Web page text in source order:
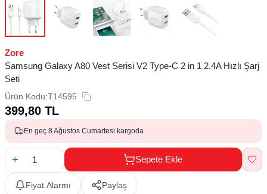
Zore
Samsung Galaxy A80 Vest Serisi V2 Type-C 2 in 1 2.4A Hızlı Şarj
Seti
Ürün Kodu:T14595
399,80 TL
En geç 8 Ağustos Cumartesi kargoda
Sepete Ekle
Fiyat Alarmı Paylaş